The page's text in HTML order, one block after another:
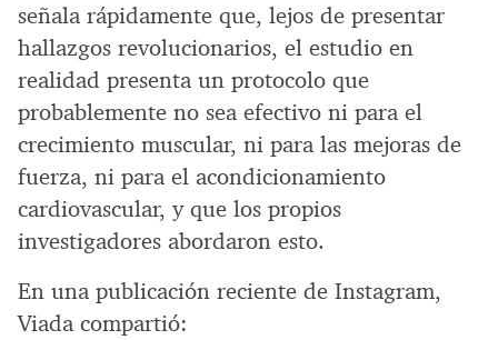
señala rápidamente que, lejos de presentar
hallazgos revolucionarios, el estudio en
realidad presenta un protocolo que
probablemente no sea efectivo ni para el
crecimiento muscular, ni para las mejoras de
fuerza, ni para el acondicionamiento
cardiovascular, y que los propios
investigadores abordaron esto.
En una publicación reciente de Instagram,
Viada compartió: